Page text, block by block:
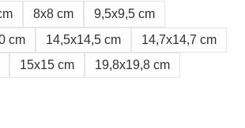
8x8 cm
9,5x9,5 cm
cm 14,5x14,5 cm
14,7x14,7 cm
15x15 cm
19,8x19,8 cm